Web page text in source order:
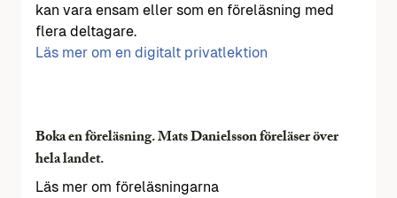
kan vara ensam eller som en föreläsning med
flera deltagare.
Läs mer om en digitalt privatlektion
Boka en föreläsning. Mats Danielsson föreläser över
hela landet.
Läs mer om föreläsningarna